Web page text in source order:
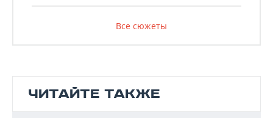
Все сюжеты
ЧИТАЙТЕ ТАКЖЕ